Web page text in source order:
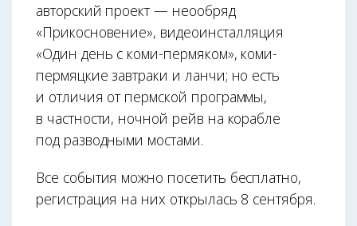
авторский проект — неообряд
«Прикосновение», видеоинсталляция
«Один день с коми-пермяком», коми-
пермяцкие завтраки и ланчи; но есть
и отличия от пермской программы,
в частности, ночной рейв на корабле
под разводными мостами.
Все события можно посетить бесплатно,
регистрация на них открылась 8 сентября.